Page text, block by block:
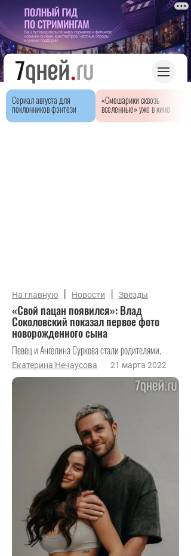
Сериал августа для
поклонников фэнтези
«Смешарики сквозь
вселенные» уже в кино
На главную | Новости | Звезды
«Свой пацан появился»: Влад
Соколовский показал первое фото
новорожденного сына
Певец и Ангелина Суркова стали родителями.
Екатерина Нечаусова 21 марта 2022